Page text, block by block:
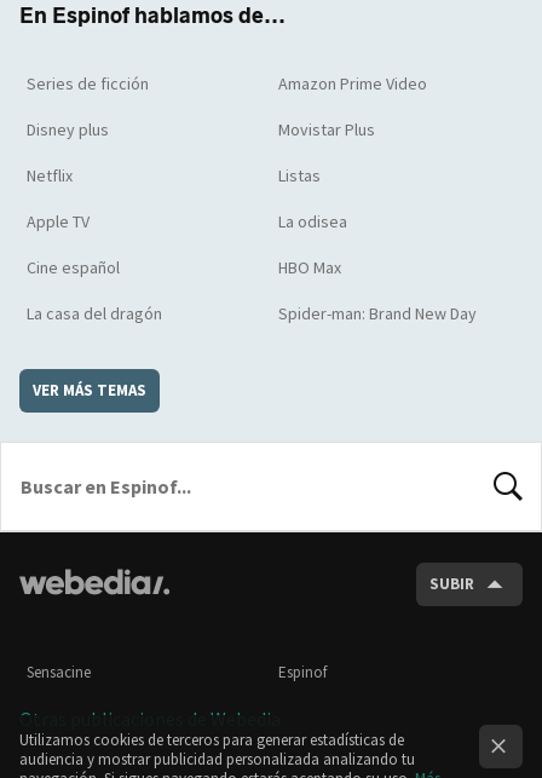
En Espinof hablamos de...
Series de ficción Amazon Prime Video
Disney plus Movistar Plus
Netflix Listas
Apple TV La odisea
Cine español HBO Max
La casa del dragón Spider-man: Brand New Day
VER MÁS TEMAS
SUBIR
Sensacine Espinof
Otras publicaciones de Webedia
Utilizamos cookies de terceros para generar estadísticas de
audiencia y mostrar publicidad personalizada analizando tu